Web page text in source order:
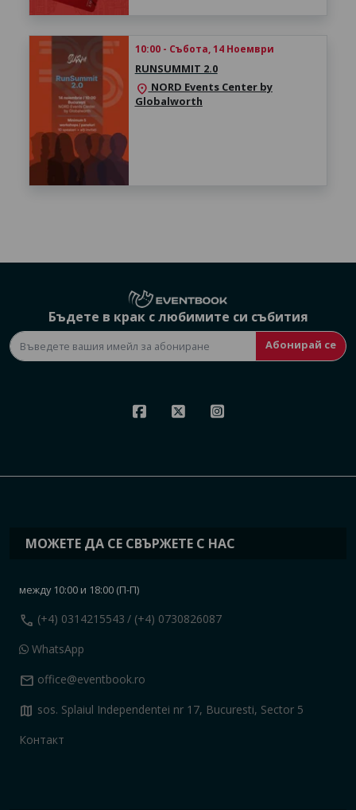
10:00 - Събота, 14 Ноември
RUNSUMMIT 2.0
location_on NORD Events Center by
Globalworth
Бъдете в крак с любимите си събития
Абонирай се
МОЖЕТЕ ДА СЕ СВЪРЖЕТЕ С НАС
между 10:00 и 18:00 (П-П)
call (+4) 0314215543 / (+4) 0730826087
WhatsApp
mail office@eventbook.ro
map sos. Splaiul Independentei nr 17, Bucuresti, Sector 5
Контакт